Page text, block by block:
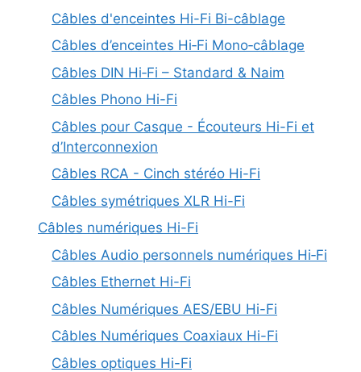
Câbles d'enceintes Hi-Fi Bi-câblage
Câbles d’enceintes Hi‑Fi Mono‑câblage
Câbles DIN Hi‑Fi – Standard & Naim
Câbles Phono Hi-Fi
Câbles pour Casque - Écouteurs Hi-Fi et
d’Interconnexion
Câbles RCA - Cinch stéréo Hi-Fi
Câbles symétriques XLR Hi-Fi
Câbles numériques Hi-Fi
Câbles Audio personnels numériques Hi‑Fi
Câbles Ethernet Hi-Fi
Câbles Numériques AES/EBU Hi-Fi
Câbles Numériques Coaxiaux Hi-Fi
Câbles optiques Hi-Fi